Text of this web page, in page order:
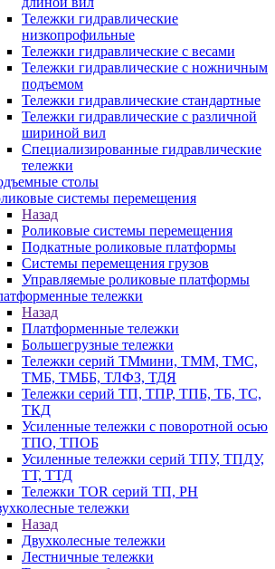
Тележки гидравлические
низкопрофильные
Тележки гидравлические с весами
Тележки гидравлические с ножничным
подъемом
Тележки гидравлические стандартные
Тележки гидравлические с различной
шириной вил
Специализированные гидравлические
тележки
столы
системы перемещения
Назад
Роликовые системы перемещения
Подкатные роликовые платформы
Системы перемещения грузов
Управляемые роликовые платформы
тележки
Назад
Платформенные тележки
Большегрузные тележки
Тележки серий ТМмини, ТММ, ТМС,
ТМБ, ТМББ, ТЛФЗ, ТДЯ
Тележки серий ТП, ТПР, ТПБ, ТБ, ТС,
ТКД
Усиленные тележки с поворотной осью
ТПО, ТПОБ
Усиленные тележки серий ТПУ, ТПДУ,
ТТ, ТТД
Тележки TOR серий ТП, PH
тележки
Назад
Двухколесные тележки
Лестничные тележки